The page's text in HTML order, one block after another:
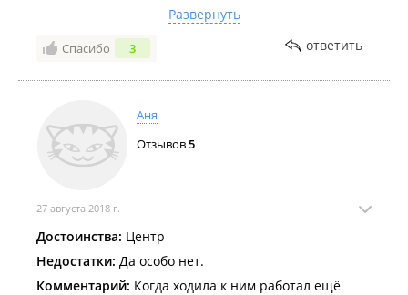
Я хожу уже 3-й год и не собираюсь останавливаться
💪🤗
Недостатки:Не нашла...
❤
Развернуть
Спасибо 3 ответить
Аня
Отзывов5
27 августа 2018 г.
Достоинства: Центр
Недостатки: Да особо нет.
Комментарий: Когда ходила к ним работал ещё